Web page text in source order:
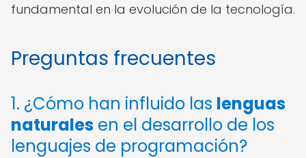
fundamental en la evolución de la tecnología.
Preguntas frecuentes
1. ¿Cómo han influido las lenguas
naturales en el desarrollo de los
lenguajes de programación?